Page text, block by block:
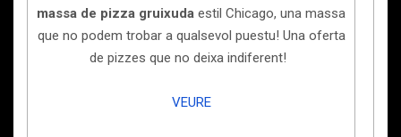
massa de pizza gruixuda estil Chicago, una massa
que no podem trobar a qualsevol puestu! Una oferta
de pizzes que no deixa indiferent!
VEURE